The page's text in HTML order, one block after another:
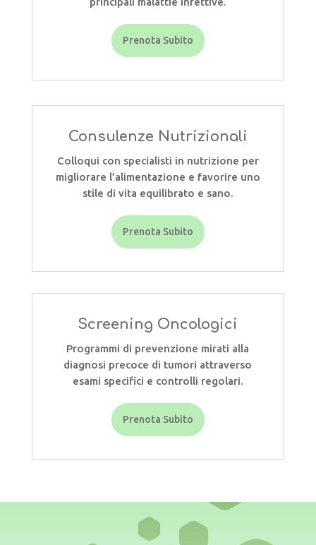
Prenota Subito
Consulenze Nutrizionali
Colloqui con specialisti in nutrizione per
migliorare l’alimentazione e favorire uno
stile di vita equilibrato e sano.
Prenota Subito
Screening Oncologici
Programmi di prevenzione mirati alla
diagnosi precoce di tumori attraverso
esami specifici e controlli regolari.
Prenota Subito